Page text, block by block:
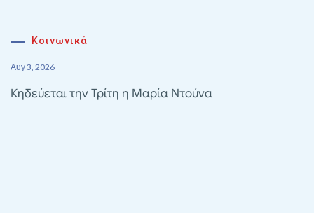
Κοινωνικά
Αυγ 3, 2026
Κηδεύεται την Τρίτη η Μαρία Ντούνα